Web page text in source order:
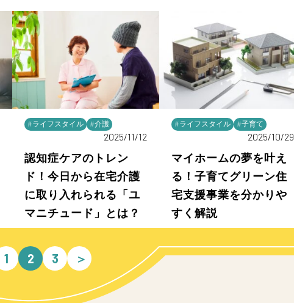
#ライフスタイル #介護
2025/11/12
認知症ケアのトレン
ド！今日から在宅介護
に取り入れられる「ユ
マニチュード」とは？
#ライフスタイル #子育て
2025/10/29
マイホームの夢を叶え
る！子育てグリーン住
宅支援事業を分かりや
すく解説
1 2 3 ＞